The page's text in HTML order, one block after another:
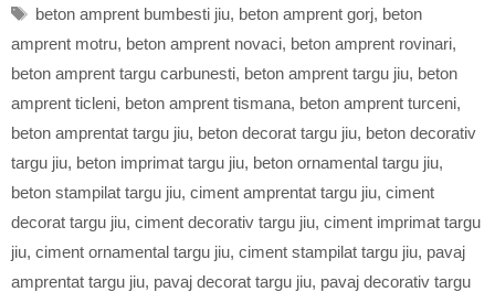
Etichete
beton amprent bumbesti jiu, beton amprent gorj, beton
amprent motru, beton amprent novaci, beton amprent rovinari,
beton amprent targu carbunesti, beton amprent targu jiu, beton
amprent ticleni, beton amprent tismana, beton amprent turceni,
beton amprentat targu jiu, beton decorat targu jiu, beton decorativ
targu jiu, beton imprimat targu jiu, beton ornamental targu jiu,
beton stampilat targu jiu, ciment amprentat targu jiu, ciment
decorat targu jiu, ciment decorativ targu jiu, ciment imprimat targu
jiu, ciment ornamental targu jiu, ciment stampilat targu jiu, pavaj
amprentat targu jiu, pavaj decorat targu jiu, pavaj decorativ targu